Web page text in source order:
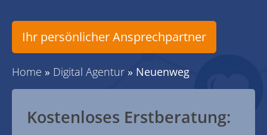
Ihr persönlicher Ansprechpartner
Home » Digital Agentur » Neuenweg
Kostenloses Erstberatung: